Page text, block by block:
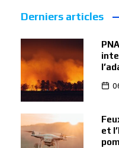
Derniers articles
et